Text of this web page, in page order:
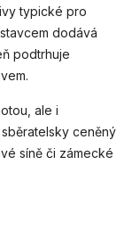
typické pro
dodává
podtrhuje
ale i
ceněný
síně či zámecké